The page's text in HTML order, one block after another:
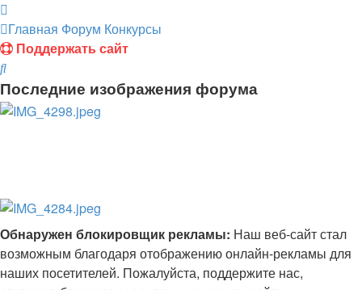
Главная Форум Конкурсы
Поддержать сайт
Поиск
Последние изображения форума
Обнаружен блокировщик рекламы: Наш веб-сайт стал
возможным благодаря отображению онлайн-рекламы для
наших посетителей. Пожалуйста, поддержите нас,